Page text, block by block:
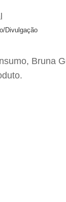
Divulgação
Bruna